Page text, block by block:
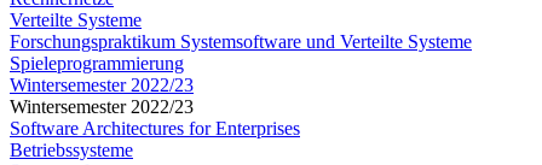
Verteilte Systeme
Forschungspraktikum Systemsoftware und Verteilte Systeme
Spieleprogrammierung
Wintersemester 2022/23
Wintersemester 2022/23
Software Architectures for Enterprises
Betriebssysteme